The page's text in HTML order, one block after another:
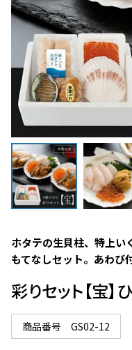
ホタテの生貝柱、特上い
もてなしセット。あわび
彩りセット【宝】
商品番号 GS02-12